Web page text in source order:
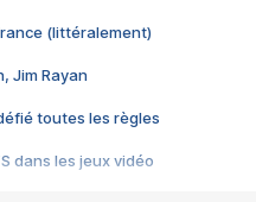
(littéralement)
Jim Rayan
toutes les règles
dans les jeux vidéo